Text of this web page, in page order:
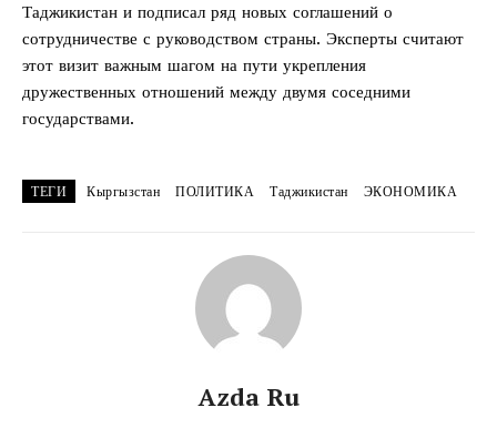
Таджикистан и подписал ряд новых соглашений о
сотрудничестве с руководством страны. Эксперты считают
этот визит важным шагом на пути укрепления
дружественных отношений между двумя соседними
государствами.
ТЕГИ Кыргызстан ПОЛИТИКА Таджикистан ЭКОНОМИКА
Azda Ru